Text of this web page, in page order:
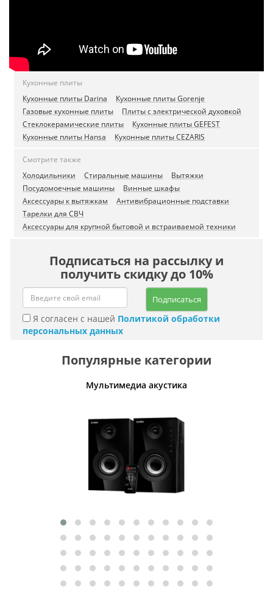
Кухонные плиты
Кухонные плиты Darina
Кухонные плиты Gorenje
Газовые кухонные плиты
Плиты с электрической духовкой
Стеклокерамические плиты
Кухонные плиты GEFEST
Кухонные плиты Hansa
Кухонные плиты CEZARIS
Смотрите также
Холодильники
Стиральные машины
Вытяжки
Посудомоечные машины
Винные шкафы
Аксессуары к вытяжкам
Антивибрационные подставки
Тарелки для СВЧ
Аксессуары для крупной бытовой и встраиваемой техники
Подписаться на рассылку и
получить скидку до 10%
Подписаться
Я согласен с нашей Политикой обработки
персональных данных
Популярные категории
Мультимедиа акустика